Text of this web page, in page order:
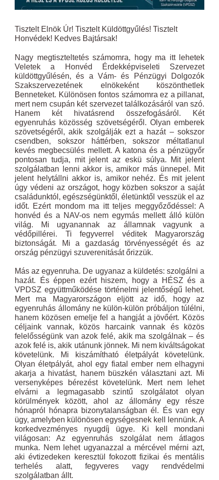
Tisztelt Elnök Úr! Tisztelt Küldöttgyűlés! Tisztelt
Honvédek! Kedves Bajtársak!
Nagy megtiszteltetés számomra, hogy ma itt lehetek
Veletek a Honvéd Érdekképviseleti Szervezet
küldöttgyűlésén, és a Vám- és Pénzügyi Dolgozók
Szakszervezetének elnökeként köszönthetlek
Benneteket. Különösen fontos számomra ez a pillanat,
mert nem csupán két szervezet találkozásáról van szó.
Hanem két hivatásrend összefogásáról. Két
egyenruhás közösség szövetségéről. Olyan emberek
szövetségéről, akik szolgálják ezt a hazát – sokszor
csendben, sokszor háttérben, sokszor méltatlanul
kevés megbecsülés mellett. A katona és a pénzügyőr
pontosan tudja, mit jelent az eskü súlya. Mit jelent
szolgálatban lenni akkor is, amikor más ünnepel. Mit
jelent helytállni akkor is, amikor nehéz. És mit jelent
úgy védeni az országot, hogy közben sokszor a saját
családunktól, egészségünktől, életünktől vesszük el az
időt. Ezért mondom ma itt teljes meggyőződéssel: A
honvéd és a NAV-os nem egymás mellett álló külön
világ. Mi ugyanannak az államnak vagyunk a
védőpillérei. Ti fegyverrel véditek Magyarország
biztonságát. Mi a gazdaság törvényességét és az
ország pénzügyi szuverenitását őrizzük.
Más az egyenruha. De ugyanaz a küldetés: szolgálni a
hazát. És éppen ezért hiszem, hogy a HÉSZ és a
VPDSZ együttműködése történelmi jelentőségű lehet.
Mert ma Magyarországon eljött az idő, hogy az
egyenruhás állomány ne külön-külön próbáljon túlélni,
hanem közösen emelje fel a hangját a jövőért. Közös
céljaink vannak, közös harcaink vannak és közös
felelősségünk van azok felé, akik ma szolgálnak – és
azok felé is, akik utánunk jönnek. Mi nem kiváltságokat
követelünk. Mi kiszámítható életpályát követelünk.
Olyan életpályát, ahol egy fiatal ember nem elhagyni
akarja a hivatást, hanem büszkén választani azt. Mi
versenyképes bérezést követelünk. Mert nem lehet
elvárni a legmagasabb szintű szolgálatot olyan
körülmények között, ahol az állomány egy része
hónapról hónapra bizonytalanságban él. És van egy
ügy, amelyben különösen egységesnek kell lennünk. A
korkedvezményes nyugdíj ügye. Ki kell mondani
világosan: Az egyenruhás szolgálat nem átlagos
munka. Nem lehet ugyanazzal a mércével mérni azt,
aki évtizedeken keresztül fokozott fizikai és mentális
terhelés alatt, fegyveres vagy rendvédelmi
szolgálatban állt.